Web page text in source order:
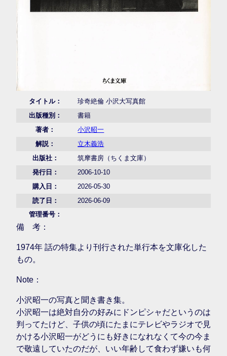
タイトル：
珍奇絶倫 小沢大写真館
出版種別：
書籍
著者：
小沢昭一
解説：
立木義浩
出版社：
筑摩書房（ちくま文庫）
発行日：
2006-10-10
購入日：
2026-05-30
読了日：
2026-06-09
管理番号：
備 考：
1974年 話の特集より刊行された単行本を文庫化した
もの。
Note：
小沢昭一の写真と聞き書き集。
小沢昭一は絶対自分の好みにドンピシャだというのは
判ってたけど、子供の頃にたまにテレビやラジオで見
かける小沢昭一がどうにも好きになれなくて今の今ま
で敬遠していたのだが、いい年齢して食わず嫌いも何